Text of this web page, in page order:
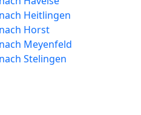
Heitlingen
Horst
Meyenfeld
Stelingen